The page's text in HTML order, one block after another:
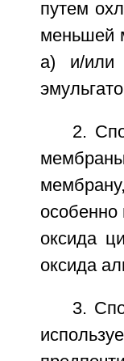
путем
меньшей
a) и/или
2.
оксида
оксида
3.